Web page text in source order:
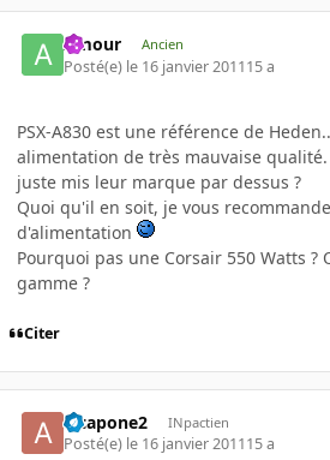
Amour Ancien
Posté(e) le 16 janvier 201115 a
PSX-A830 est une référence de
alimentation de très mauvaise
juste mis leur marque par dessus ?
Quoi qu'il en soit, je vous
d'alimentation
Pourquoi pas une Corsair 550 Watts ?
gamme ?
Citer
alcapone2 INpactien
Posté(e) le 16 janvier 201115 a